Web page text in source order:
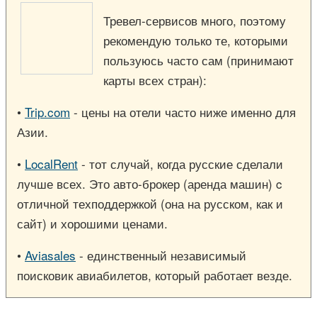
Тревел-сервисов много, поэтому
рекомендую только те, которыми
пользуюсь часто сам (принимают
карты всех стран):
• Trip.com - цены на отели часто ниже именно для
Азии.
• LocalRent - тот случай, когда русские сделали
лучше всех. Это авто-брокер (аренда машин) c
отличной техподдержкой (она на русском, как и
сайт) и хорошими ценами.
• Aviasales - единственный независимый
поисковик авиабилетов, который работает везде.